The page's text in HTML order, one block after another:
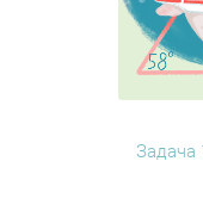
Задача